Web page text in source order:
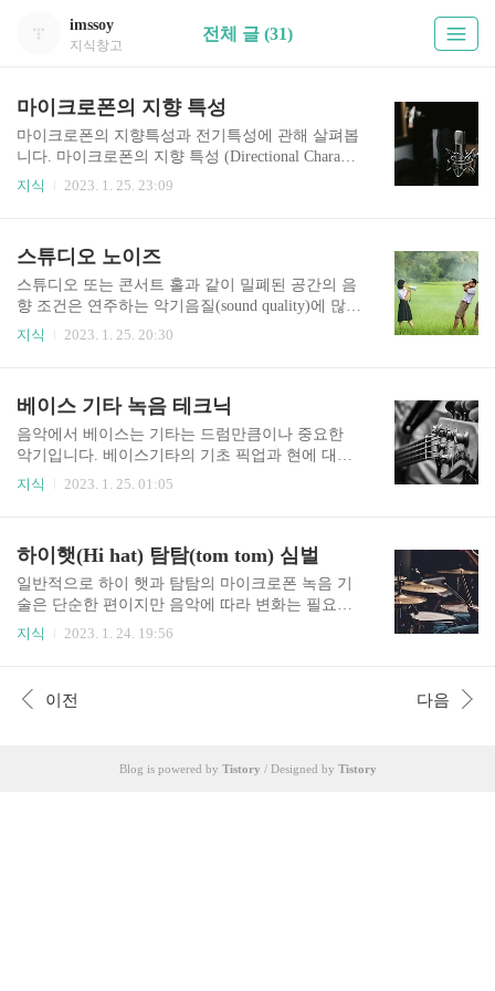
imssoy
지식창고
전체 글 (31)
마이크로폰의 지향 특성
마이크로폰의 지향특성과 전기특성에 관해 살펴봅
니다. 마이크로폰의 지향 특성 (Directional Characte
ristics) 우리들은 대부분 연주하는 모습을 보면서
경우 선명하게 들립니다. 이것은 우리의 두뇌가 가
지고 있는 소리의 집중력 때문인데 이 능력은 소리
의 전달 방향에 커다란 영향을 받습니다. 예를 들어
서 콘서트홀의 심포니 오케스트라를 생각해 봅시
다. 대부분의 청중들은 어려움 없이 앙상블의 어느
이번에는 우리가 듣는 위치에 ..
지식 2023. 1. 25. 23:09
스튜디오 노이즈
스튜디오 또는 콘서트 홀과 같이 밀폐된 공간의 음
향 조건은 연주하는 악기음질(sound quality)에 많은
영향을 미칩니다. 스튜디오 백그라운드 노이즈와
을 미칩니다. 만일 스튜디오에 기계나 전기잡음이
많다면 마이크로폰엔 악기 소리와 여러 잡음들이
동시에 전달되어 좋은 녹음을 하기가 매우 힘들게
될 것입니다. 또한 스튜디오 음향은 연주자의 느낌
에도 대단히 중요한 역할을 하는데 음향이 우수하
서로의 느낌을 충분히 전달할 수 없게 됩니다. 또
이로 인해 음악의 전체적인 분..
지식 2023. 1. 25. 20:30
베이스 기타 녹음 테크닉
음악에서 베이스는 기타는 드럼만큼이나 중요한
악기입니다. 베이스기타의 기초 픽업과 현에 대해
알아보고 녹음방법에 대해 알아봅니다. 베이스 기
적으로 고정시키는 역할만을 할 뿐입니다. 하지만
실제로 어떤 음들이 발생해 여러 가지 문제들을 일
으키는 원인이 되기도 합니다. 베이스의 각 현(strin
g) 바로 밑에는 하나 또는 그 이상의 마그네틱이 내
장된 픽업들이 있습니다. 현이 진동하면 폴 피스(p
릅니다. 그리고 이때 발생한 전압은 픽업의 자기력,
코일의 감긴 수. 그리고 진동하는 현..
지식 2023. 1. 25. 01:05
하이햇(Hi hat) 탐탐(tom tom) 심벌
일반적으로 하이 햇과 탐탐의 마이크로폰 녹음 기
술은 단순한 편이지만 음악에 따라 변화는 필요합
니다. 특징과 마이크로폰의 위치에 대해서 알아봅
으로 놓고 발로 조작하는 페달로 서로 맞부딪치게
만든 심벌즈로 크기는 평균 14인치입니다. 보조로
럼과 함께 기본적인 비트를 만드는 역할을 합니다.
지식 2023. 1. 24. 19:56
이전 다음
Blog is powered by Tistory / Designed by Tistory